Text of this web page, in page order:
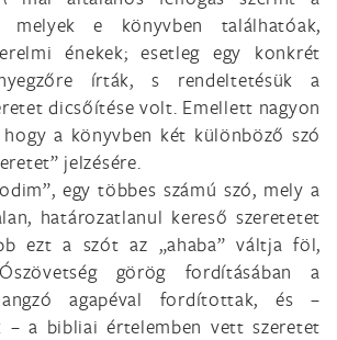
melyek e könyvben találhatóak,
énekek; esetleg egy konkrét
írták, s rendeltetésük a
dicsőítése volt. Emellett nagyon
a könyvben két különböző szó
jelzésére.
egy többes számú szó, mely a
határozatlanul kereső szeretetet
ezt a szót az „ahaba” váltja föl,
görög fordításában a
agapéval fordítottak, és –
– a bibliai értelemben vett szeretet